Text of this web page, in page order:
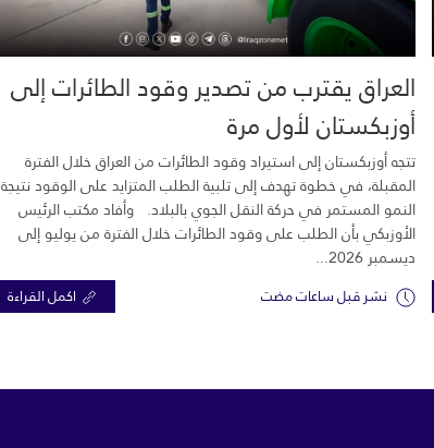
العراق يقترب من تصدير وقود الطائرات إلى
أوزبكستان لأول مرة
تتجه أوزبكستان إلى استيراد وقود الطائرات من العراق خلال الفترة
المقبلة، في خطوة تهدف إلى تلبية الطلب المتزايد على الوقود نتيجة
النمو المستمر في حركة النقل الجوي بالبلاد. وأفاد مكتب الرئيس
الأوزبكي بأن الطلب على وقود الطائرات خلال الفترة من يوليو إلى
ديسمبر 2026...
نشر قبل ساعات مضت اكمل القراءة